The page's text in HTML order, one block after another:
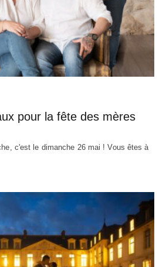
pour la fête des mères
c'est le dimanche 26 mai ! Vous êtes à